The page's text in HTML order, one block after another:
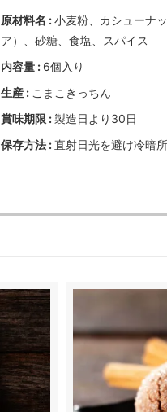
原材料名
小麦粉、カシューナ
ア）、砂糖、食塩、スパイス
内容量
6個入り
生産
こまこきっちん
賞味期限
製造日より30日
保存方法
直射日光を避け冷暗